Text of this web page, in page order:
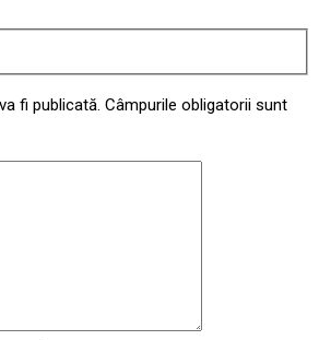
fi publicată. Câmpurile obligatorii sunt